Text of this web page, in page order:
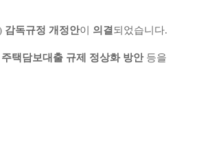
감독규정 개정안이 의결 되었습니다.
주택담보대출 규제 정상화 방안등을